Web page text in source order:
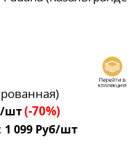
шт(-70%)
: 1 099 Руб/шт